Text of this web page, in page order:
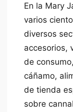
En la Mary
varios
diversos
accesorios,
de
cáñamo,
de tienda
sobre